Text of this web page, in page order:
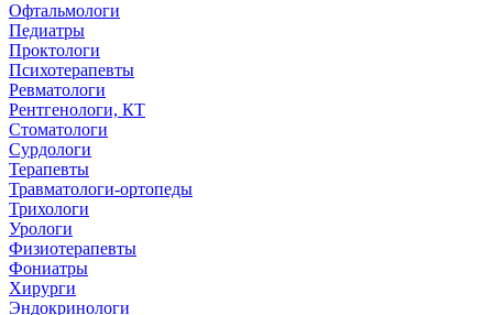
Офтальмологи
Педиатры
Проктологи
Психотерапевты
Ревматологи
Рентгенологи, КТ
Стоматологи
Сурдологи
Терапевты
Травматологи-ортопеды
Трихологи
Урологи
Физиотерапевты
Фониатры
Хирурги
Эндокринологи